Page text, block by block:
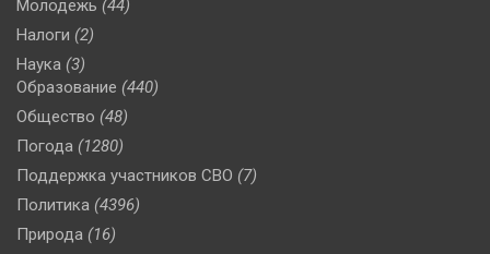
Молодежь (44)
Налоги (2)
Наука (3)
Образование (440)
Общество (48)
Погода (1280)
Поддержка участников СВО (7)
Политика (4396)
Природа (16)